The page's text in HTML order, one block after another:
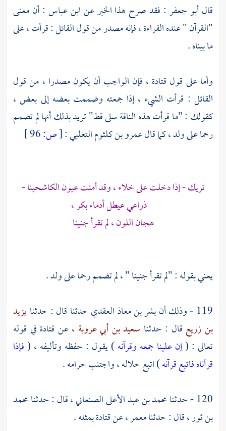
قالأبو جعفر : فقد صرح هذا الخبر عنابن عباس :أن معنى
"القرآن " عنده القراءة ، فإنه مصدر من قول القائل : قرأت ، على
ما بيناه .
وأما على قول قتادة ، فإن الواجب أن يكون مصدرا ، من قول
القائل : قرأت الشيء ، إذا جمعته وضممت بعضه إلى بعض ،
كقولك : "ما قرأت هذه الناقة سلى قط" تريد بذلك أنها لم تضمم
رحما على ولد ، كما قالعمرو بن كلثوم التغلبي:
[ص:
تريك - إذا دخلت على خلاء ، وقد أمنت عيون الكاشحينا -
ذراعي عيطل أدماء بكر ،
هجان اللون ، لم تقرأ جنينا
يعني بقوله : "لم تقرأ جنينا " ، لم تضمم رحما على ولد .
119 - وذلك أن
بشر بن معاذ العقديحدثنا قال : حدثنايزيد
بن زريع قال : حدثنا سعيد بن أبي عروبة ،عن قتادة في قوله
تعالى : (إن علينا جمعه وقرآنه) يقول : حفظه وتأليفه ، (فإذا
قرأناه فاتبع قرآنه) اتبع حلاله ، واجتنب حرامه .
120 - حدثنا
محمد بن عبد الأعلى الصنعاني ،قال : حدثنامحمد
بن ثور ،قال : حدثنامعمر ،عنقتادةبمثله .